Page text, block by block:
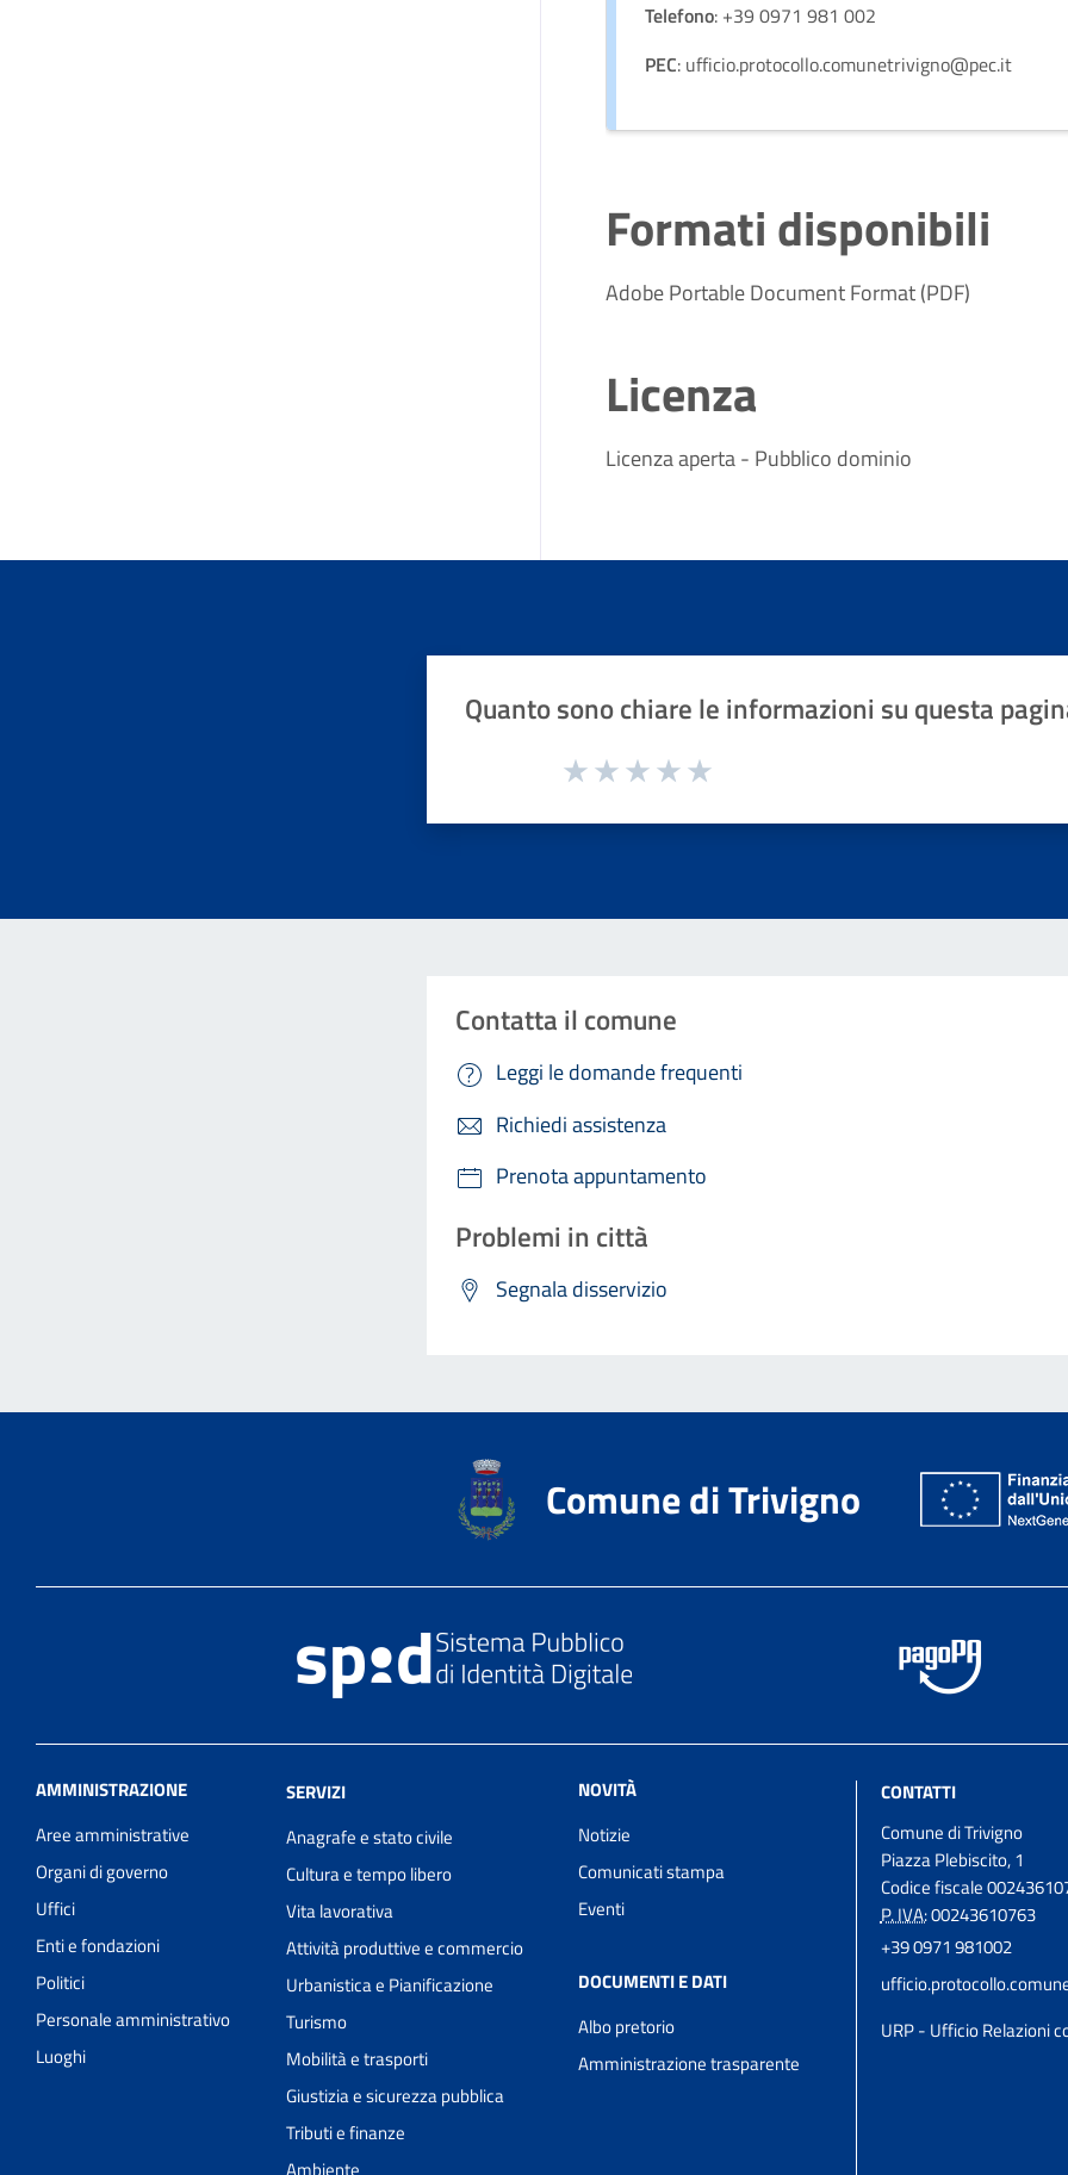
Telefono: +39 0971 981 002
PEC: ufficio.protocollo.comunetrivigno@pec.it
Formati disponibili
Adobe Portable Document Format (PDF)
Licenza
Licenza aperta - Pubblico dominio
Quanto sono chiare le informazioni su questa
Valuta da 1 a 5 stelle la pagina
Contatta il comune
Leggi le domande frequenti
Richiedi assistenza
Prenota appuntamento
Problemi in città
Segnala disservizio
Comune di Trivigno
AMMINISTRAZIONE
Aree amministrative
Organi di governo
Uffici
Enti e fondazioni
Politici
Personale amministrativo
Luoghi
SERVIZI
Anagrafe e stato civile
Cultura e tempo libero
Vita lavorativa
Attività produttive e commercio
Urbanistica e Pianificazione
Turismo
Mobilità e trasporti
Giustizia e sicurezza pubblica
Tributi e finanze
Ambiente
NOVITÀ
Notizie
Comunicati stampa
Eventi
DOCUMENTI E DATI
Albo pretorio
Amministrazione trasparente
CONTATTI
Comune di Trivigno
Piazza Plebiscito, 1
Codice fiscale
P. IVA:00243610763
+39 0971 981002
URP - Ufficio Relazioni